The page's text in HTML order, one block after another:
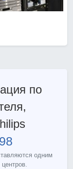
по
одним